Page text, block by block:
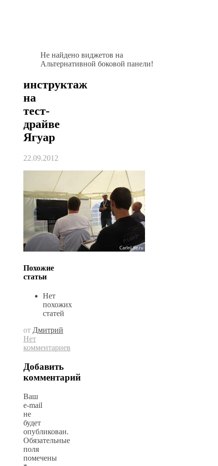
Не найдено виджетов на
Альтернативной боковой панели!
инструктаж
на
тест-
драйве
Ягуар
22.09.2012
Похожие
статьи
Нет
похожих
статей
от Дмитрий
Нет
комментариев
Добавить
комментарий
Ваш
e-mail
не
будет
опубликован.
Обязательные
поля
помечены